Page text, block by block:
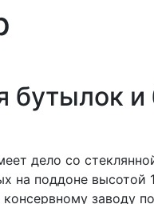
бутылок и
дело со
на поддоне
заводу